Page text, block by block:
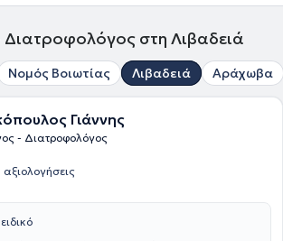
Διατροφολόγος στη Λιβαδειά
Νομός Βοιωτίας Λιβαδειά Αράχωβα
Γιάννης
- Διατροφολόγος